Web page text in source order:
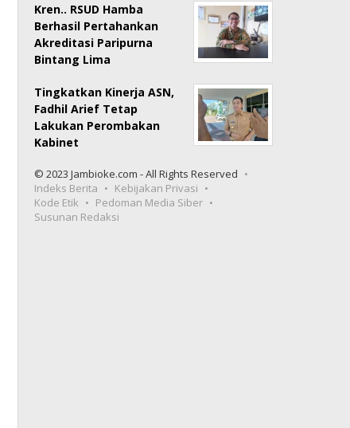
Kren.. RSUD Hamba
Berhasil Pertahankan
Akreditasi Paripurna
Bintang Lima
Tingkatkan Kinerja ASN,
Fadhil Arief Tetap
Lakukan Perombakan
Kabinet
© 2023 Jambioke.com - All Rights Reserved
Indeks Berita
Kebijakan Privasi
Kode Etik
Pedoman Media Siber
Susunan Redaksi